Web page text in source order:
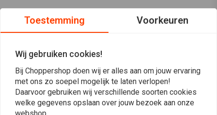
Reviews
5
Toestemming Voorkeuren
Wij gebruiken cookies!
Bij Choppershop doen wij er alles aan om jouw ervaring
met ons zo soepel mogelijk te laten verlopen!
Daarvoor gebruiken wij verschillende soorten cookies
welke gegevens opslaan over jouw bezoek aan onze